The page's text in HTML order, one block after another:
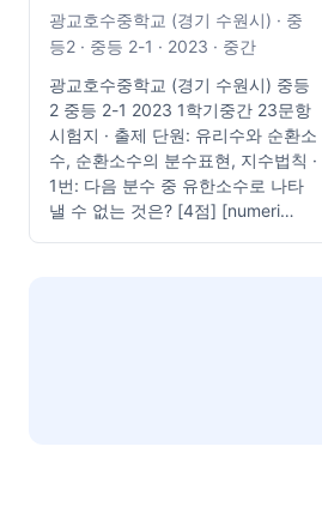
광교호수중학교 (경기 수원시) · 중
등2 · 중등 2-1 · 2023 · 중간
광교호수중학교 (경기 수원시) 중등
2 중등 2-1 2023 1학기중간 23문항
시험지 · 출제 단원: 유리수와 순환소
수, 순환소수의 분수표현, 지수법칙 ·
1번: 다음 분수 중 유한소수로 나타
낼 수 없는 것은? [4점] [numeri…